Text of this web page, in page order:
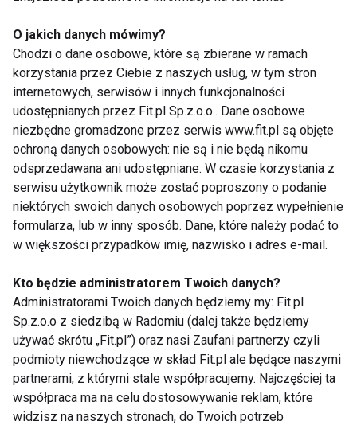
właścicielem sieci klubów
fitness Holmes Place w Polsce
Len zamiast nasion chia? 5
polskich alternatyw dla
popularnych superfoods
Dlaczego lecznicza marihuana
jest potrzebna polskiej
medycynie?
Federacji Fitness i Federacji
Pracodawców Fitness
Apel Polskiej Federacji Fitness
do właścicieli klubów fitness!
O jakich danych mówimy?
Chodzi o dane osobowe, które są zbierane w ramach
korzystania przez Ciebie z naszych usług, w tym stron
internetowych, serwisów i innych funkcjonalności
udostępnianych przez Fit.pl Sp.z.o.o.. Dane osobowe
niezbędne gromadzone przez serwis www.fit.pl są objęte
ochroną danych osobowych: nie są i nie będą nikomu
odsprzedawana ani udostępniane. W czasie korzystania z
serwisu użytkownik może zostać poproszony o podanie
niektórych swoich danych osobowych poprzez wypełnienie
formularza, lub w inny sposób. Dane, które należy podać to
w większości przypadków imię, nazwisko i adres e-mail.
Kto będzie administratorem Twoich danych?
Administratorami Twoich danych będziemy my: Fit.pl
Sp.z.o.o z siedzibą w Radomiu (dalej także będziemy
używać skrótu „Fit.pl”) oraz nasi Zaufani partnerzy czyli
podmioty niewchodzące w skład Fit.pl ale będące naszymi
partnerami, z którymi stale współpracujemy. Najczęściej ta
współpraca ma na celu dostosowywanie reklam, które
widzisz na naszych stronach, do Twoich potrzeb